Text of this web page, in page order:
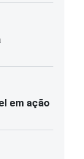
em ação